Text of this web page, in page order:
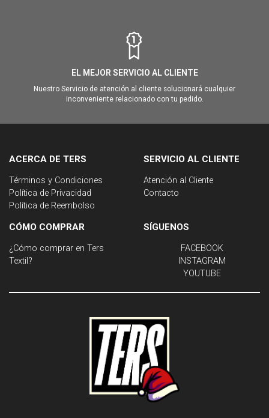
EL MEJOR SERVICIO AL CLIENTE
Nuestro Servicio de atención al cliente solucionará cualquier
inconveniente relacionado con tu pedido.
ACERCA DE TERS
Términos y Condiciones
Política de Privacidad
Política de Reembolso
SERVICIO AL CLIENTE
Atención al Cliente
Contacto
CÓMO COMPRAR
¿Cómo comprar en Ters
Textil?
SÍGUENOS
FACEBOOK
INSTAGRAM
YOUTUBE